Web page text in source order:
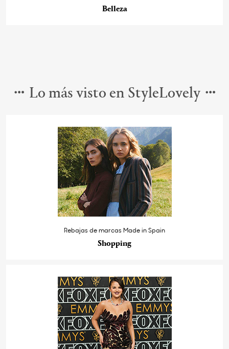
Belleza
Lo más visto en StyleLovely
Rebajas de marcas Made in Spain
Shopping